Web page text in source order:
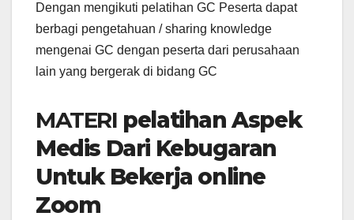
Dengan mengikuti pelatihan GC Peserta dapat
berbagi pengetahuan / sharing knowledge
mengenai GC dengan peserta dari perusahaan
lain yang bergerak di bidang GC
MATERI pelatihan Aspek
Medis Dari Kebugaran
Untuk Bekerja online
Zoom